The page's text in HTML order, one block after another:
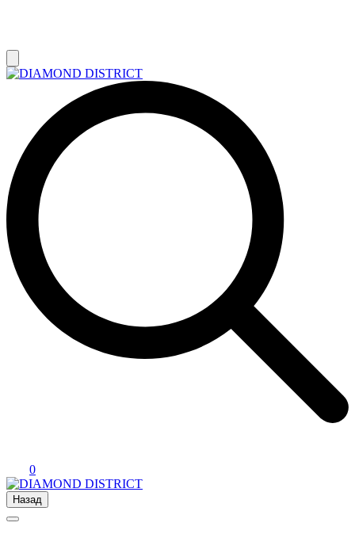
0
Назад